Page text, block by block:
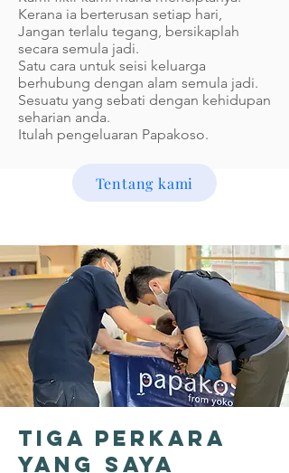
Kerana ia berterusan setiap hari,
Jangan terlalu tegang, bersikaplah
secara semula jadi.
Satu cara untuk seisi keluarga
berhubung dengan alam semula jadi.
Sesuatu yang sebati dengan kehidupan
seharian anda.
Itulah pengeluaran Papakoso.
Tentang kami
Tiga perkara
yang saya